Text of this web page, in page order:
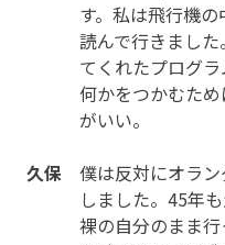
す。私は飛行機
読んで行きまし
てくれたプログ
何かをつかむた
がいい。
久保 僕は反対にオラ
しました。45年
裸の自分のまま